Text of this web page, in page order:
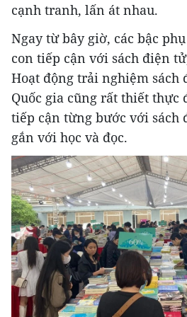
cạnh tranh, lấn át nhau.
Ngay từ bây giờ, các bậc
con tiếp cận với sách điện
Hoạt động trải nghiệm
Quốc gia cũng rất thiết thực
tiếp cận từng bước với sách
gắn với học và đọc.